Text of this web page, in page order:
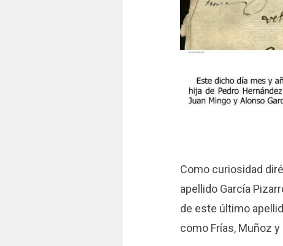
Como curiosidad
apellido García
de este último
como Frías, Muñoz